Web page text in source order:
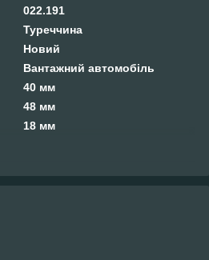
022.191
Туреччина
Новий
Вантажний автомобіль
40 мм
48 мм
18 мм